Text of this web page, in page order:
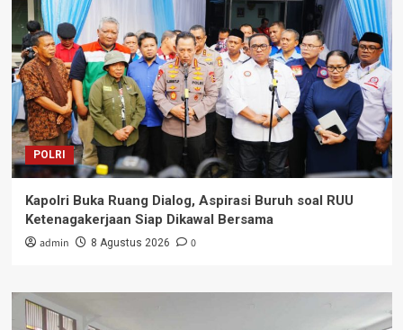
POLRI
Kapolri Buka Ruang Dialog, Aspirasi Buruh soal RUU
Ketenagakerjaan Siap Dikawal Bersama
admin 8 Agustus 2026 0